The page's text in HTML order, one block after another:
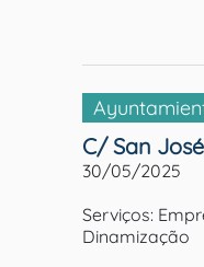
C/ San
30/05/2025
Serviços:
Dinamização